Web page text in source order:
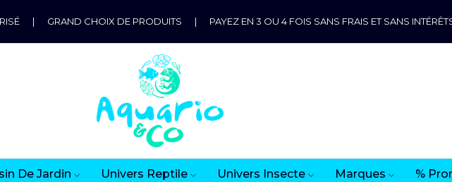
| GRAND CHOIX DE PRODUITS | PAYEZ EN 3 OU 4 FOIS SANS FRAIS ET SANS
De Jardin Univers Reptile Univers Insecte Marques %